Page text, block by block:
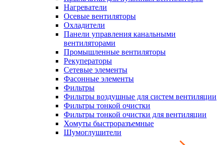
Нагреватели
Осевые вентиляторы
Охладители
Панели управления канальными
вентиляторами
Промышленные вентиляторы
Рекуператоры
Сетевые элементы
Фасонные элементы
Фильтры
Фильтры воздушные для систем вентиляции
Фильтры тонкой очистки
Фильтры тонкой очистки для вентиляции
Хомуты быстроразъемные
Шумоглушители